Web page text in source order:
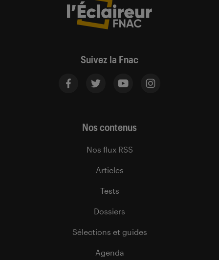
Suivez la Fnac
Nos contenus
Nos flux RSS
Articles
Tests
Dossiers
Sélections et guides
Agenda